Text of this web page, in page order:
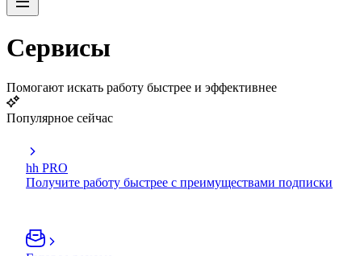
Сервисы
Помогают искать работу быстрее и эффективнее
Популярное сейчас
hh PRO
Получите работу быстрее с преимуществами подписки